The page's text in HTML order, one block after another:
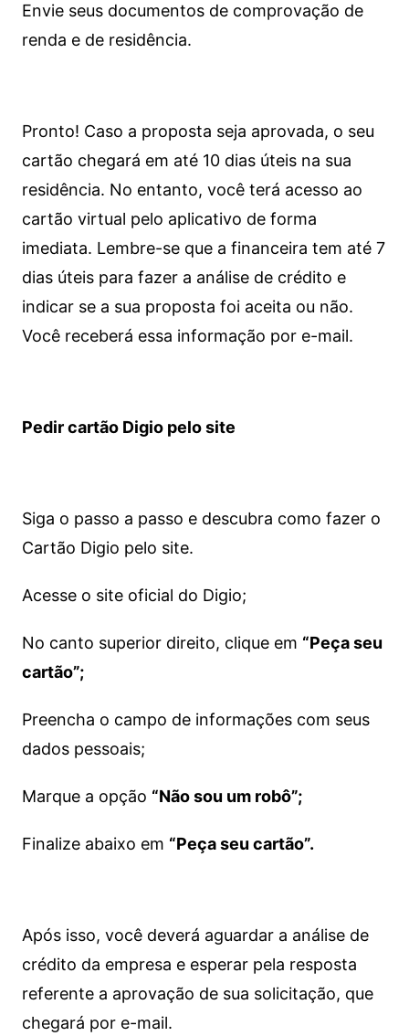
Envie seus documentos de comprovação de
renda e de residência.
Pronto! Caso a proposta seja aprovada, o seu
cartão chegará em até 10 dias úteis na sua
residência. No entanto, você terá acesso ao
cartão virtual pelo aplicativo de forma
imediata. Lembre-se que a financeira tem até 7
dias úteis para fazer a análise de crédito e
indicar se a sua proposta foi aceita ou não.
Você receberá essa informação por e-mail.
Pedir cartão Digio pelo site
Siga o passo a passo e descubra como fazer o
Cartão Digio pelo site.
Acesse o site oficial do Digio;
No canto superior direito, clique em “Peça seu
cartão”;
Preencha o campo de informações com seus
dados pessoais;
Marque a opção “Não sou um robô”;
Finalize abaixo em “Peça seu cartão”.
Após isso, você deverá aguardar a análise de
crédito da empresa e esperar pela resposta
referente a aprovação de sua solicitação, que
chegará por e-mail.